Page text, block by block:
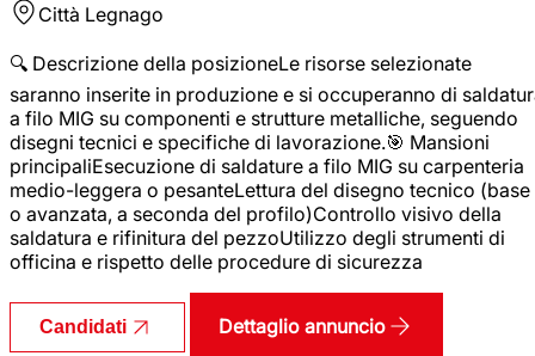
Città Legnago
🔍 Descrizione della posizioneLe risorse selezionate
saranno inserite in produzione e si occuperanno di
a filo MIG su componenti e strutture metalliche, seguendo
disegni tecnici e specifiche di lavorazione.🎯 Mansioni
principaliEsecuzione di saldature a filo MIG su carpenteria
medio-leggera o pesanteLettura del disegno tecnico (base
o avanzata, a seconda del profilo)Controllo visivo della
saldatura e rifinitura del pezzoUtilizzo degli strumenti di
officina e rispetto delle procedure di sicurezza
Candidati Dettaglio annuncio